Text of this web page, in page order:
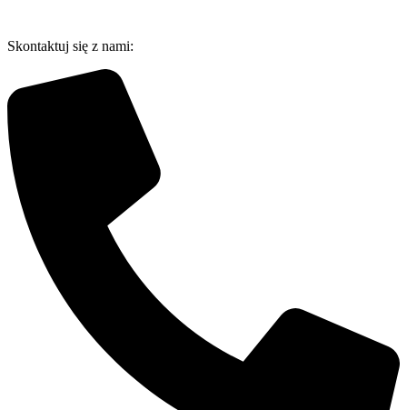
treści
Skontaktuj się z nami: